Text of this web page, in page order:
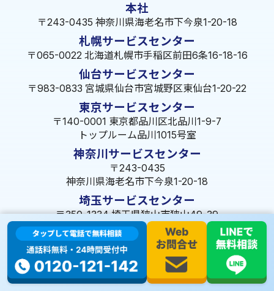
本社
〒243-0435 神奈川県海老名市下今泉1-20-18
札幌サービスセンター
〒065-0022 北海道札幌市手稲区前田6条16-18-16
仙台サービスセンター
〒983-0833 宮城県仙台市宮城野区東仙台1-20-22
東京サービスセンター
〒140-0001 東京都品川区北品川1-9-7
トップルーム品川1015号室
神奈川サービスセンター
〒243-0435
神奈川県海老名市下今泉1-20-18
埼玉サービスセンター
〒350-1334 埼玉県狭山市狭山49-39
千葉サービスセンター
〒264-0016
千葉県千葉市若葉区大宮町1288-7
茨城サービスセンター